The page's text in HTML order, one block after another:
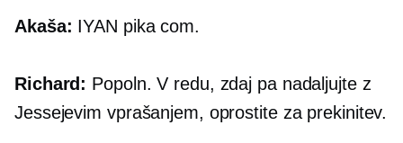
Akaša: IYAN pika com.
Richard: Popoln. V redu, zdaj pa nadaljujte z
Jessejevim vprašanjem, oprostite za prekinitev.